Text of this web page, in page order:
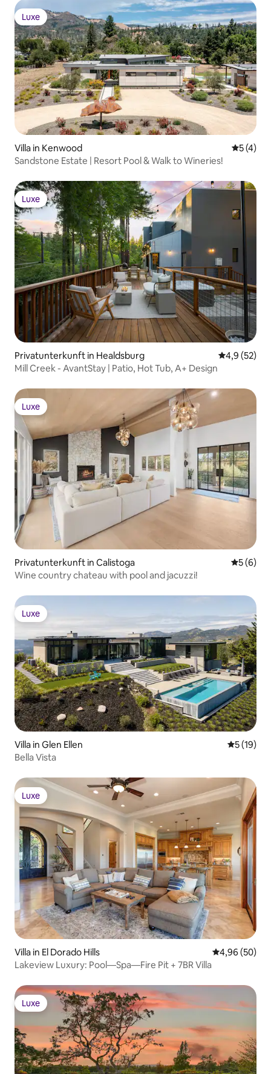
Luxe
Luxe
Villa in Kenwood
5 (4)
Sandstone Estate | Resort Pool & Walk to Wineries!
Luxe
Luxe
Privatunterkunft in Healdsburg
4,9 (52)
Mill Creek - AvantStay | Patio, Hot Tub, A+ Design
Luxe
Luxe
Privatunterkunft in Calistoga
5 (6)
Wine country chateau with pool and jacuzzi!
Luxe
Luxe
Villa in Glen Ellen
5 (19)
Bella Vista
Luxe
Luxe
Villa in El Dorado Hills
4,96 (50)
Lakeview Luxury: Pool—Spa—Fire Pit + 7BR Villa
Luxe
Luxe